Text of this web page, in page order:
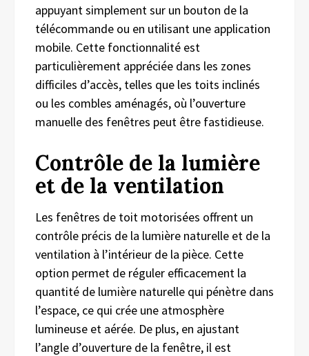
appuyant simplement sur un bouton de la
télécommande ou en utilisant une application
mobile. Cette fonctionnalité est
particulièrement appréciée dans les zones
difficiles d’accès, telles que les toits inclinés
ou les combles aménagés, où l’ouverture
manuelle des fenêtres peut être fastidieuse.
Contrôle de la lumière
et de la ventilation
Les fenêtres de toit motorisées offrent un
contrôle précis de la lumière naturelle et de la
ventilation à l’intérieur de la pièce. Cette
option permet de réguler efficacement la
quantité de lumière naturelle qui pénètre dans
l’espace, ce qui crée une atmosphère
lumineuse et aérée. De plus, en ajustant
l’angle d’ouverture de la fenêtre, il est